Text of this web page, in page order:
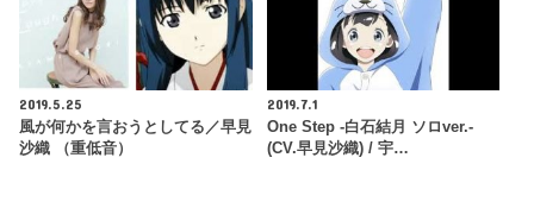
2019.5.25
風が何かを言おうとしてる／早見
沙織 （重低音）
2019.7.1
One Step -白石結月 ソロver.-
(CV.早見沙織) / 宇…